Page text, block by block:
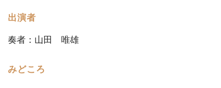
出演者
奏者：山田 唯雄
みどころ